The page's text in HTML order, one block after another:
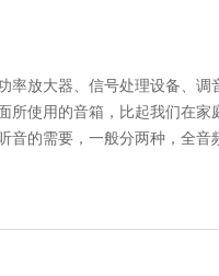
率放大器、信号处理设备、调
所使用的音箱，比起我们在家
音的需要，一般分两种，全音